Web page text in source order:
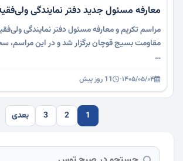
معارفه مسئول جدید دفتر نمایندگی
مراسم تکریم و معارفه مسئول دفتر نمایندگی
مقاومت بسیج قوچان برگزار شد و در این مراسم،
…
۱۴۰۵/۰۵/۰۴· 11 روز پیش
1
2
3 بعدی